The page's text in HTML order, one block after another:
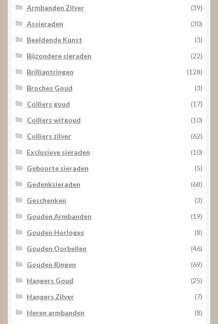
Armbanden Zilver
(39)
Assieraden
(30)
Beeldende Kunst
(3)
Bijzondere sieraden
(22)
Brilliantringen
(128)
Broches Goud
(3)
Colliers goud
(17)
Colliers witgoud
(10)
Colliers zilver
(62)
Exclusieve sieraden
(10)
Geboorte sieraden
(5)
Gedenksieraden
(68)
Geschenken
(3)
Gouden Armbanden
(19)
Gouden Horloges
(8)
Gouden Oorbellen
(46)
Gouden Ringen
(69)
Hangers Goud
(25)
Hangers Zilver
(7)
Heren armbanden
(8)